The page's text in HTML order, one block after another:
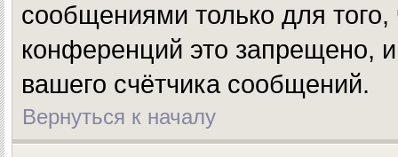
сообщениями только для
конференций это запрещено,
вашего счётчика сообщений.
Вернуться к началу